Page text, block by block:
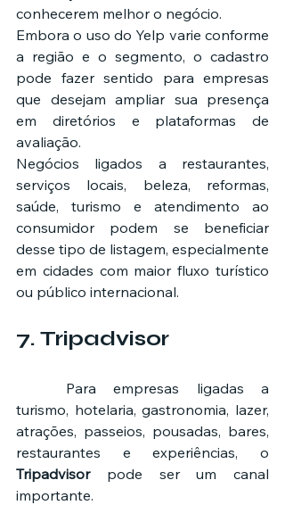
conhecerem melhor o negócio.
Embora o uso do Yelp varie conforme
a região e o segmento, o cadastro
pode fazer sentido para empresas
que desejam ampliar sua presença
em diretórios e plataformas de
avaliação.
Negócios ligados a restaurantes,
serviços locais, beleza, reformas,
saúde, turismo e atendimento ao
consumidor podem se beneficiar
desse tipo de listagem, especialmente
em cidades com maior fluxo turístico
ou público internacional.
7. Tripadvisor
turismo, hotelaria, gastronomia, lazer,
atrações, passeios, pousadas, bares,
Tripadvisor pode ser um canal
importante.